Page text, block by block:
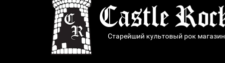
Старейший культовый рок магазин